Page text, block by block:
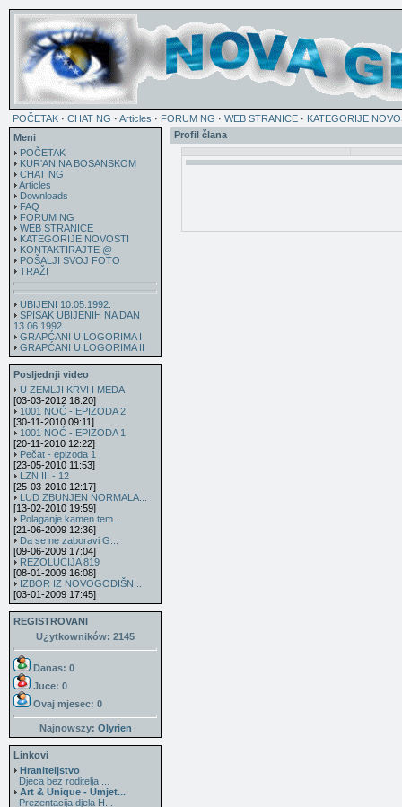
POČETAK · CHAT NG · Articles · FORUM NG · WEB STRANICE · KATEGORIJE
Meni
POČETAK
KUR'AN NA BOSANSKOM
CHAT NG
Articles
Downloads
FAQ
FORUM NG
WEB STRANICE
KATEGORIJE NOVOSTI
KONTAKTIRAJTE @
POŠALJI SVOJ FOTO
TRAŽI
UBIJENI 10.05.1992.
SPISAK UBIJENIH NA DAN
13.06.1992.
GRAPĆANI U LOGORIMA I
GRAPĆANI U LOGORIMA II
Posljednji video
U ZEMLJI KRVI I MEDA
[03-03-2012 18:20]
1001 NOĆ - EPIZODA 2
[30-11-2010 09:11]
1001 NOĆ - EPIZODA 1
[20-11-2010 12:22]
Pečat - epizoda 1
[23-05-2010 11:53]
LZN III - 12
[25-03-2010 12:17]
LUD ZBUNJEN NORMALA...
[13-02-2010 19:59]
Polaganje kamen tem...
[21-06-2009 12:36]
Da se ne zaboravi G...
[09-06-2009 17:04]
REZOLUCIJA 819
[08-01-2009 16:08]
IZBOR IZ NOVOGODIŠN...
[03-01-2009 17:45]
REGISTROVANI
U¿ytkowników: 2145
Danas: 0
Juce: 0
Ovaj mjesec: 0
Najnowszy: Olyrien
Linkovi
Hraniteljstvo
Djeca bez roditelja ...
Art & Unique - Umjet...
Prezentacija djela H...
Profil člana